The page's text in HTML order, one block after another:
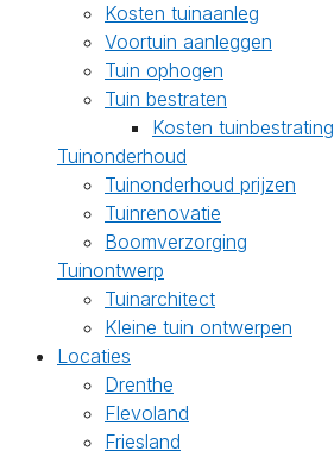
Kosten tuinaanleg
Voortuin aanleggen
Tuin ophogen
Tuin bestraten
Kosten tuinbestrating
Tuinonderhoud
Tuinonderhoud prijzen
Tuinrenovatie
Boomverzorging
Tuinontwerp
Tuinarchitect
Kleine tuin ontwerpen
Locaties
Drenthe
Flevoland
Friesland